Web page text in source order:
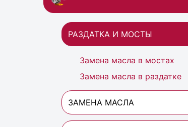
РАЗДАТКА И МОСТЫ
Замена масла в мостах
Замена масла в раздатке
ЗАМЕНА МАСЛА